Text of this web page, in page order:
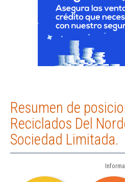
Resumen de
Reciclados Del
Sociedad Limitada.